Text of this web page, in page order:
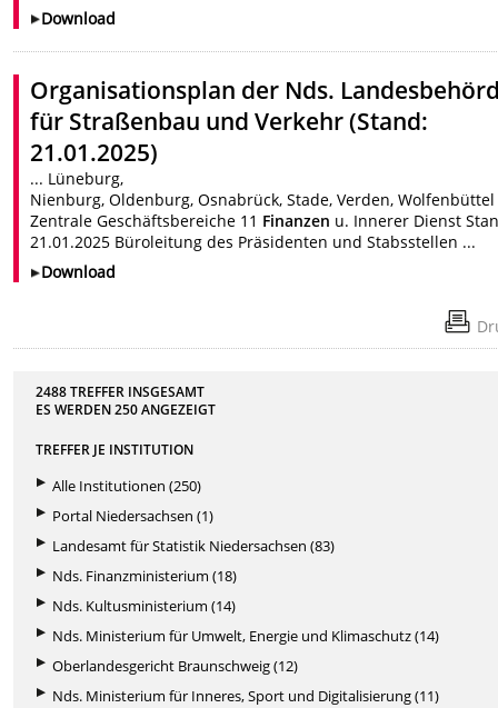
Download
Organisationsplan der Nds.
für Straßenbau und Verkehr (Stand:
21.01.2025)
... Lüneburg,
Nienburg, Oldenburg, Osnabrück, Stade, Verden, Wolfenbüttel
Zentrale Geschäftsbereiche 11 Finanzen u. Innerer Dienst
21.01.2025 Büroleitung des Präsidenten und Stabsstellen ...
Download
2488 TREFFER INSGESAMT
ES WERDEN250ANGEZEIGT
TREFFER JE INSTITUTION
Alle Institutionen (250)
Portal Niedersachsen (1)
Landesamt für Statistik Niedersachsen (83)
Nds. Finanzministerium (18)
Nds. Kultusministerium (14)
Nds. Ministerium für Umwelt, Energie und Klimaschutz (14)
Oberlandesgericht Braunschweig (12)
Nds. Ministerium für Inneres, Sport und Digitalisierung (11)